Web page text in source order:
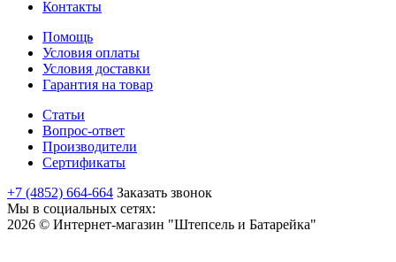
Контакты
Помощь
Условия оплаты
Условия доставки
Гарантия на товар
Статьи
Вопрос-ответ
Производители
Сертификаты
+7 (4852) 664-664 Заказать звонок
Мы в социальных сетях:
2026 © Интернет-магазин "Штепсель и Батарейка"